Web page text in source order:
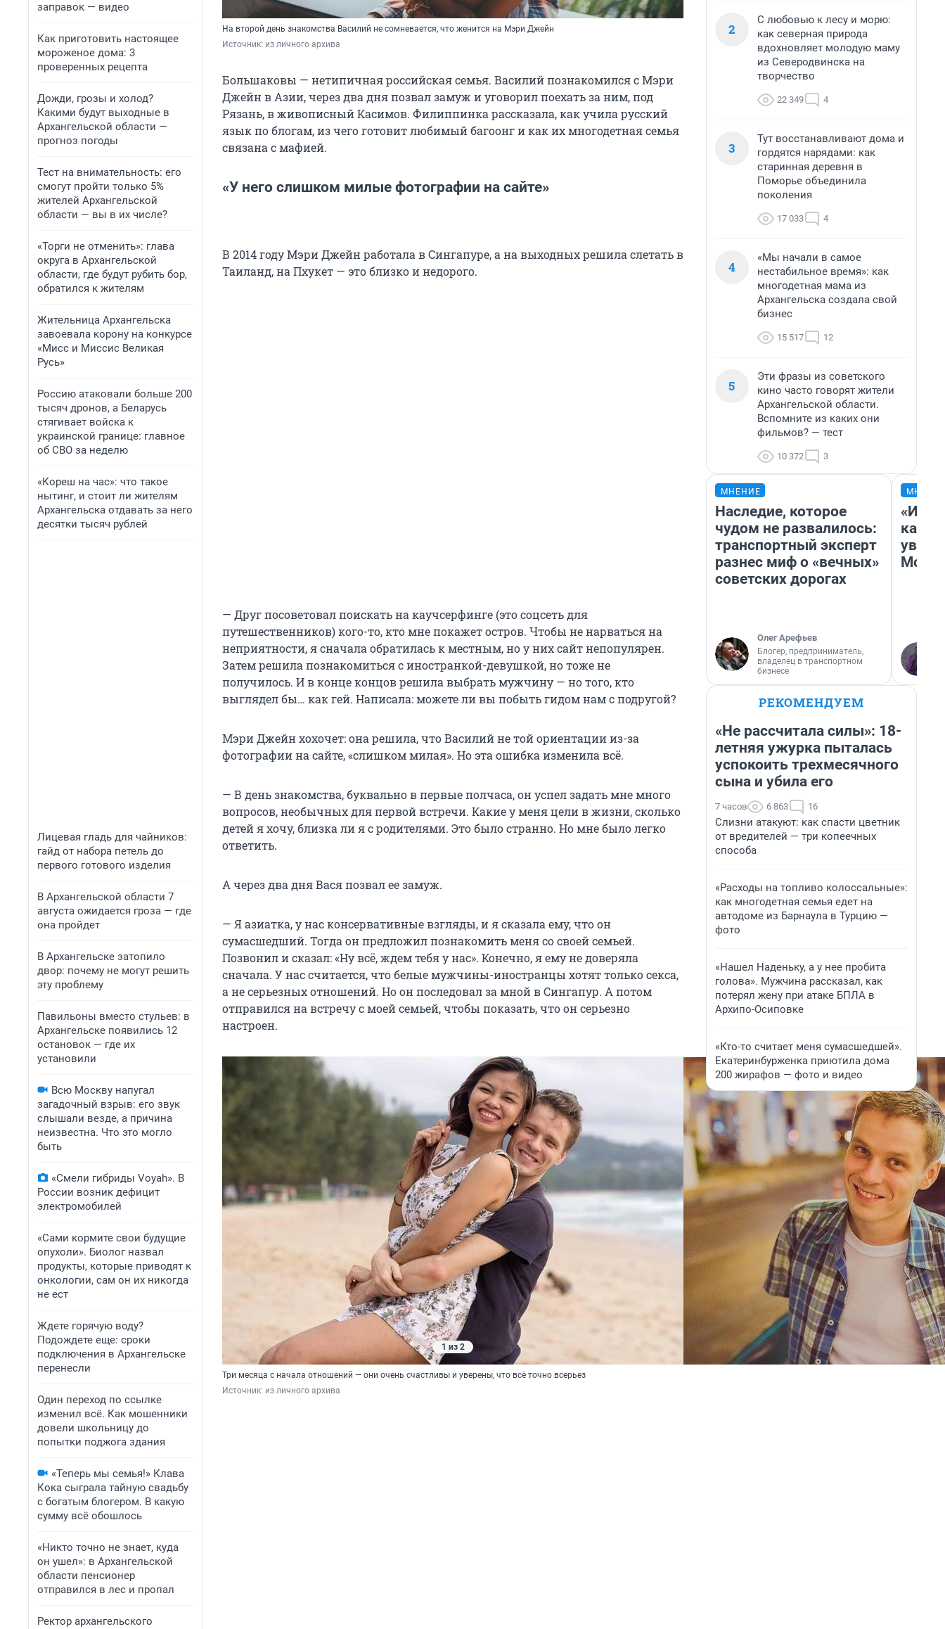
заправок — видео
Как приготовить настоящее
мороженое дома: 3
проверенных рецепта
Дожди, грозы и холод?
Какими будут выходные в
Архангельской области —
прогноз погоды
Тест на внимательность: его
смогут пройти только 5%
жителей Архангельской
области — вы в их числе?
«Торги не отменить»: глава
округа в Архангельской
области, где будут рубить бор,
обратился к жителям
Жительница Архангельска
завоевала корону на конкурсе
«Мисс и Миссис Великая
Русь»
Россию атаковали больше 200
тысяч дронов, а Беларусь
стягивает войска к
украинской границе: главное
об СВО за неделю
«Кореш на час»: что такое
нытинг, и стоит ли жителям
Архангельска отдавать за него
десятки тысяч рублей
Лицевая гладь для чайников:
гайд от набора петель до
первого готового изделия
В Архангельской области 7
августа ожидается гроза — где
она пройдет
В Архангельске затопило
двор: почему не могут решить
эту проблему
Павильоны вместо стульев: в
Архангельске появились 12
остановок — где их
установили
Всю Москву напугал
загадочный взрыв: его звук
слышали везде, а причина
неизвестна. Что это могло
быть
«Смели гибриды Voyah». В
России возник дефицит
электромобилей
«Сами кормите свои будущие
опухоли». Биолог назвал
продукты, которые приводят к
онкологии, сам он их никогда
не ест
Ждете горячую воду?
Подождете еще: сроки
подключения в Архангельске
перенесли
Один переход по ссылке
изменил всё. Как мошенники
довели школьницу до
попытки поджога здания
«Теперь мы семья!» Клава
Кока сыграла тайную свадьбу
с богатым блогером. В какую
сумму всё обошлось
«Никто точно не знает, куда
он ушел»: в Архангельской
области пенсионер
отправился в лес и пропал
Ректор архангельского
На второй день знакомства Василий не сомневается, что женится на Мэри Джейн
Источник: из личного архива
Большаковы — нетипичная российская семья. Василий познакомился с Мэри
Джейн в Азии, через два дня позвал замуж и уговорил поехать за ним, под
Рязань, в живописный Касимов. Филиппинка рассказала, как учила русский
язык по блогам, из чего готовит любимый багоонг и как их многодетная семья
связана с мафией.
«У него слишком милые фотографии на сайте»
В 2014 году Мэри Джейн работала в Сингапуре, а на выходных решила слетать в
Таиланд, на Пхукет — это близко и недорого.
— Друг посоветовал поискать на каучсерфинге (это соцсеть для
путешественников) кого-то, кто мне покажет остров. Чтобы не нарваться на
неприятности, я сначала обратилась к местным, но у них сайт непопулярен.
Затем решила познакомиться с иностранкой-девушкой, но тоже не
получилось. И в конце концов решила выбрать мужчину — но того, кто
выглядел бы… как гей. Написала: можете ли вы побыть гидом нам с подругой?
Мэри Джейн хохочет: она решила, что Василий не той ориентации из-за
фотографии на сайте, «слишком милая». Но эта ошибка изменила всё.
— В день знакомства, буквально в первые полчаса, он успел задать мне много
вопросов, необычных для первой встречи. Какие у меня цели в жизни, сколько
детей я хочу, близка ли я с родителями. Это было странно. Но мне было легко
ответить.
А через два дня Вася позвал ее замуж.
— Я азиатка, у нас консервативные взгляды, и я сказала ему, что он
сумасшедший. Тогда он предложил познакомить меня со своей семьей.
Позвонил и сказал: «Ну всё, ждем тебя у нас». Конечно, я ему не доверяла
сначала. У нас считается, что белые мужчины-иностранцы хотят только секса,
а не серьезных отношений. Но он последовал за мной в Сингапур. А потом
отправился на встречу с моей семьей, чтобы показать, что он серьезно
настроен.
1 из 2
Три месяца с начала отношений — они очень счастливы и уверены, что всё точно всерьез
Источник: из личного архива
2
С любовью к лесу и морю:
как северная природа
вдохновляет молодую маму
из Северодвинска на
творчество
22 349 4
3
Тут восстанавливают дома и
гордятся нарядами: как
старинная деревня в
Поморье объединила
поколения
17 033 4
4
«Мы начали в самое
нестабильное время»: как
многодетная мама из
Архангельска создала свой
бизнес
15 517 12
5
Эти фразы из советского
кино часто говорят жители
Архангельской области.
Вспомните из каких они
фильмов? — тест
10 372 3
МНЕНИЕ
Наследие, которое
чудом не развалилось:
транспортный эксперт
разнес миф о «вечных»
советских дорогах
Олег Арефьев
Блогер, предприниматель,
владелец в транспортном
бизнесе
РЕКОМЕНДУЕМ
«Не рассчитала силы»: 18-
летняя ужурка пыталась
успокоить трехмесячного
сына и убила его
7 часов 6 863 16
Слизни атакуют: как спасти цветник
от вредителей — три копеечных
способа
«Расходы на топливо колоссальные»:
как многодетная семья едет на
автодоме из Барнаула в Турцию —
фото
«Нашел Наденьку, а у нее пробита
голова». Мужчина рассказал, как
потерял жену при атаке БПЛА в
Архипо-Осиповке
«Кто-то считает меня сумасшедшей».
Екатеринбурженка приютила дома
200 жирафов — фото и видео